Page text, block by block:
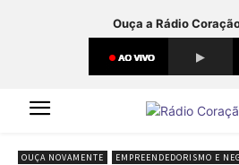
Ouça a Rádio
OUÇA NOVAMENTE EMPREENDEDORISMO E